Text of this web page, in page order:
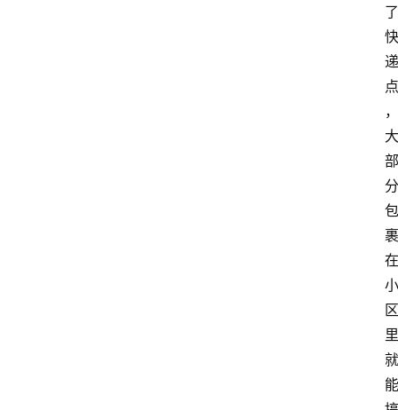
了
快
递
点
，
大
部
分
包
裹
在
小
区
里
就
能